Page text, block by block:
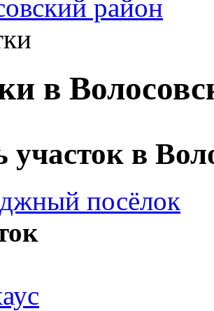
район
в
участок в
посёлок